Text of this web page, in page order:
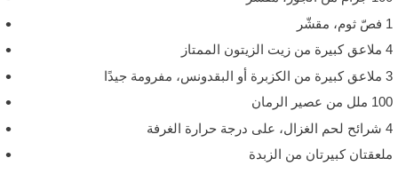
من عصير الرمان
كبيرتان من الزبدة